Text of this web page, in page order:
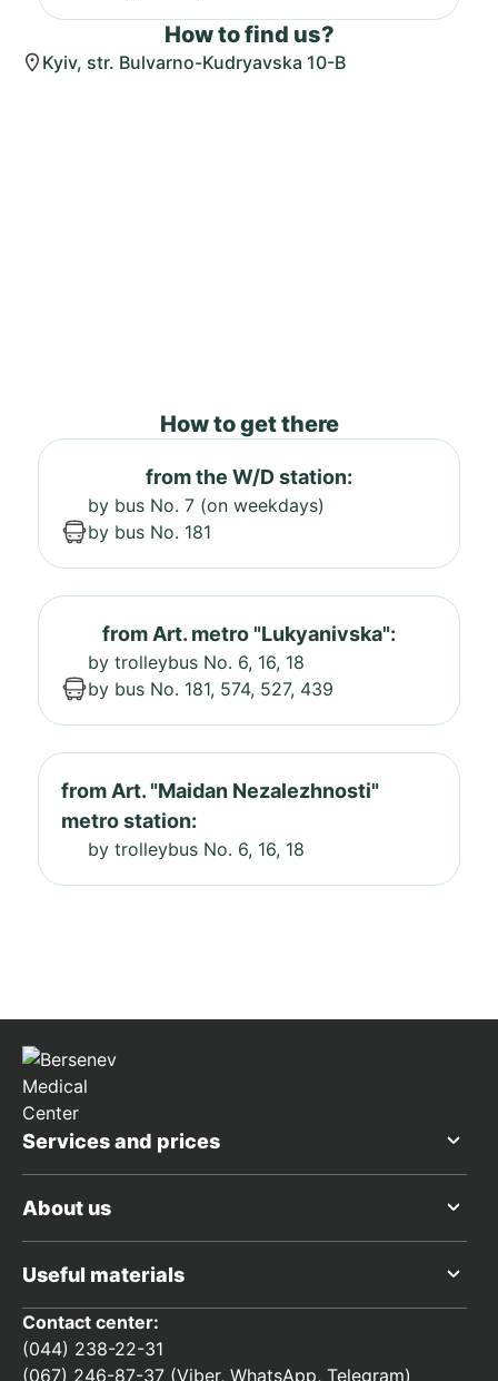
How to find us?
Kyiv, str. Bulvarno-Kudryavska 10-B
How to get there
from the W/D station:
by bus No. 7 (on weekdays)
by bus No. 181
from Art. metro "Lukyanivska":
by trolleybus No. 6, 16, 18
by bus No. 181, 574, 527, 439
from Art. "Maidan Nezalezhnosti"
metro station:
by trolleybus No. 6, 16, 18
Services and prices
About us
Useful materials
Contact center:
(044) 238-22-31
(067) 246-87-37 (Viber, WhatsApp, Telegram)